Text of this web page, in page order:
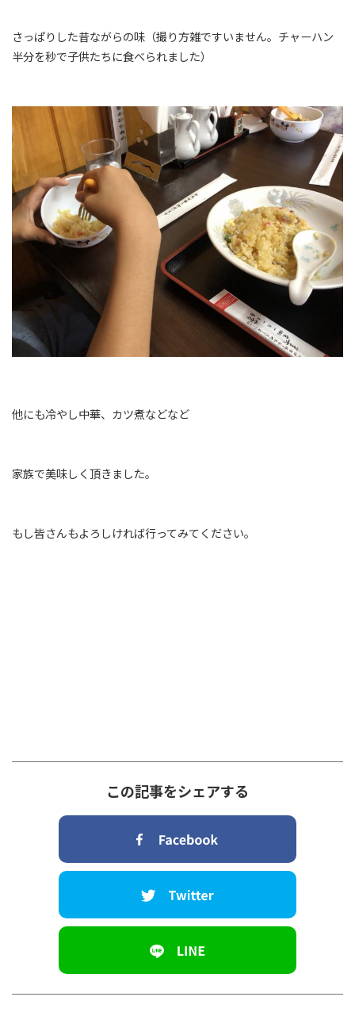
さっぱりした昔ながらの味（撮り方雑ですいません。チャーハン
半分を秒で子供たちに食べられました）
他にも冷やし中華、カツ煮などなど
家族で美味しく頂きました。
もし皆さんもよろしければ行ってみてください。
この記事をシェアする